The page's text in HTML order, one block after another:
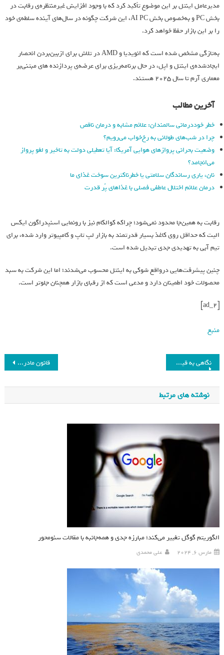
مدیرعامل اینتل بر این موضوع تأکید‌ کرد که با وجود افزایش غیرمنتظره‌ی رقابت در
بخش PC و به‌خصوص بخش AI PC، این شرکت چگونه در سال‌های آینده سلطه‌ی خود
را بر این بازار حفظ خواهد کرد.
به‌تازگی مشخص شده است که انویدیا و AMD در تلاش برای از‌بین‌بردن انحصار
ایجاد‌شده‌ی اینتل و اپل، در حال برنامه‌ریزی برای عرضه‌ی پردازنده های مبتنی‌‌بر
معماری آرم تا سال ۲۰۲۵ هستند.
آخرین مطالب
خطر خوددرمانی سالمندان: علائم مشابه و درمان ناقص
چرا در شب‌های طولانی به رخ‌خواب می‌رویم؟
وضعیت بحرانی پروازهای هوایی آمریکا: آیا تعطیلی دولت به تاخیر و لغو پرواز
می‌انجامد؟
نان، یاری رساندگان سلامتی یا خطرناکترین سوخت غذای ما
درمان علائم اختلال عاطفی فصلی با غذاهای پُر قدرت
رقابت به همین‌جا محدود نمی‌شود؛ چراکه کوالکام نیز با رونمایی اسنپدراگون ایکس
الیت که حداقل روی کاغذ بسیار قدرتمند به بازار لپ تاپ و کامپیوتر وارد شده، برای
تیم آبی به تهدیدی جدی تبدیل شده است.
چنین پیشرفت‌هایی در‌واقع شوکی به اینتل محسوب می‌شدند؛ اما این شرکت به سبد
محصولات خود اطمینان دارد و مدعی است که از رقبای بازار همچنان جلوتر است.
منبع
قانون مادربزرگ‌ها برای شست‌وشوی بدن کاملاً صحیح است نگاهی به قیمت لاستیک ایرانی در آبان 1402 + جدول
نوشته های مرتبط
الگوریتم گوگل تغییر می‌کند؛ مبارزه جدی و همه‌جانبه با مقالات سئومحور
مارس 6, 2024 علی محمدی